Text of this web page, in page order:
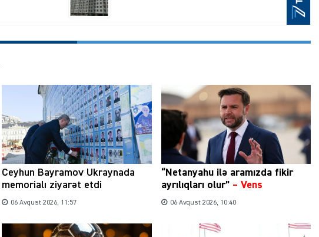
Ceyhun Bayramov Ukraynada
memorialı ziyarət etdi
06 Avqust 2026, 11:57
“Netanyahu ilə aramızda fikir
ayrılıqları olur” – Vens
06 Avqust 2026, 10:40